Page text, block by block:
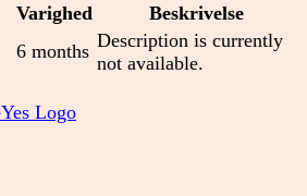
Varighed
Beskrivelse
6 months Description is currently
not available.